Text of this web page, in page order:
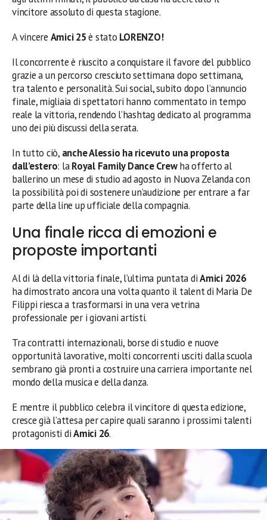
vincitore assoluto di questa stagione.
A vincere Amici 25è stato LORENZO!
Il concorrente è riuscito a conquistare il favore del pubblico
grazie a un percorso cresciuto settimana dopo settimana,
tra talento e personalità. Sui social, subito dopo l’annuncio
finale, migliaia di spettatori hanno commentato in tempo
reale la vittoria, rendendo l’hashtag dedicato al programma
uno dei più discussi della serata.
In tutto ciò, anche Alessio ha ricevuto una proposta
dall’estero: laRoyal Family Dance Crewha offerto al
ballerino un mese di studio ad agosto in Nuova Zelanda con
la possibilità poi di sostenere un’audizione per entrare a far
parte della line up ufficiale della compagnia.
Una finale ricca di emozioni e
proposte importanti
Al di là della vittoria finale, l’ultima puntata diAmici 2026
ha dimostrato ancora una volta quanto il talent di Maria De
Filippi riesca a trasformarsi in una vera vetrina
professionale per i giovani artisti.
Tra contratti internazionali, borse di studio e nuove
opportunità lavorative, molti concorrenti usciti dalla scuola
sembrano già pronti a costruire una carriera importante nel
mondo della musica e della danza.
E mentre il pubblico celebra il vincitore di questa edizione,
cresce già l’attesa per capire quali saranno i prossimi talenti
protagonisti diAmici 26.